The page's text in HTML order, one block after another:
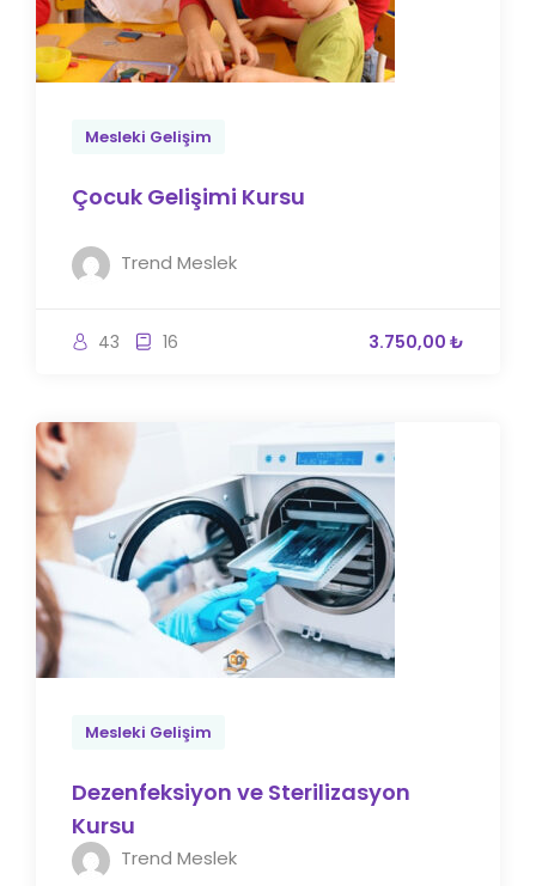
Mesleki Gelişim
Çocuk Gelişimi Kursu
Trend Meslek
43 16 3.750,00 ₺
Mesleki Gelişim
Dezenfeksiyon ve Sterilizasyon
Kursu
Trend Meslek